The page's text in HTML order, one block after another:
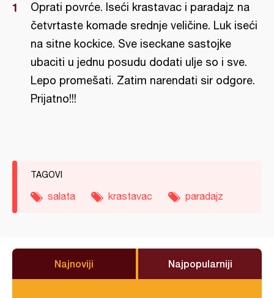
Oprati povrće. Iseći krastavac i paradajz na
četvrtaste komade srednje veličine. Luk iseći
na sitne kockice. Sve iseckane sastojke
ubaciti u jednu posudu dodati ulje so i sve.
Lepo promešati. Zatim narendati sir odgore.
Prijatno!!!
TAGOVI
salata krastavac paradajz
Najnoviji Najpopularniji